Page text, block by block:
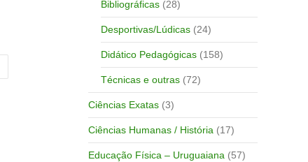
Bibliográficas(28)
Desportivas/Lúdicas(24)
Didático Pedagógicas(158)
Técnicas e outras(72)
Ciências Exatas(3)
Ciências Humanas / História (17)
Educação Física – Uruguaiana (57)